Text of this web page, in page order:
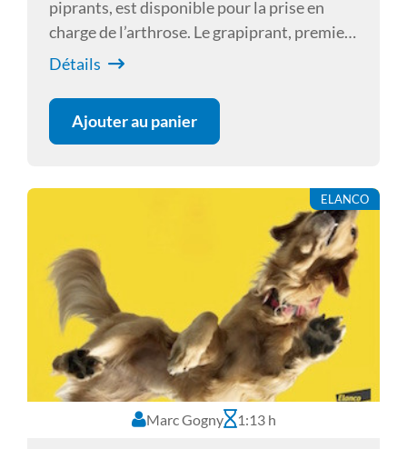
piprants, est disponible pour la prise en
charge de l’arthrose. Le grapiprant, premier
et unique piprant en médecine vétérinaire,
EP4 de la prostaglandine E2, principaux
responsables de l’inflammation et de
grapiprant dans le traitement de la douleur
arthrosique du chien est mis en évidence au
travers de différents cas cliniques. Ces cas
permettront de montrer les avantages de ce
nouvel AINS par rapport aux AINS
classiques.
Détails
Ajouter au panier
ELANCO
Marc Gogny 1:13 h